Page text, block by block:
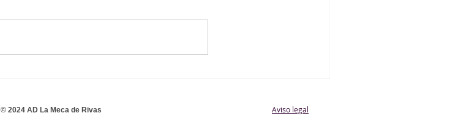
© 2024 AD La Meca de Rivas Aviso legal